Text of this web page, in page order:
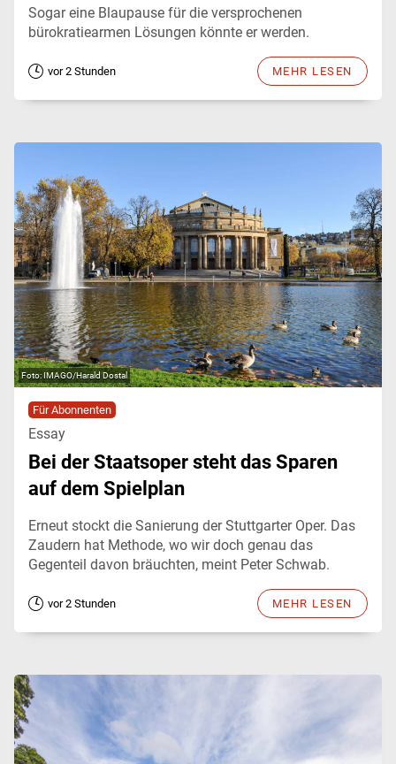
Sogar eine Blaupause für die versprochenen
bürokratiearmen Lösungen könnte er werden.
vor 2 Stunden MEHR LESEN
IMAGO/Harald Dostal
Für Abonnenten
Essay
Bei der Staatsoper steht das Sparen
auf dem Spielplan
Erneut stockt die Sanierung der Stuttgarter Oper. Das
Zaudern hat Methode, wo wir doch genau das
Gegenteil davon bräuchten, meint Peter Schwab.
vor 2 Stunden MEHR LESEN